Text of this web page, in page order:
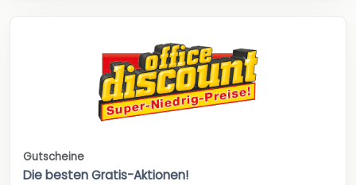
Gutscheine
Die besten Gratis-Aktionen!